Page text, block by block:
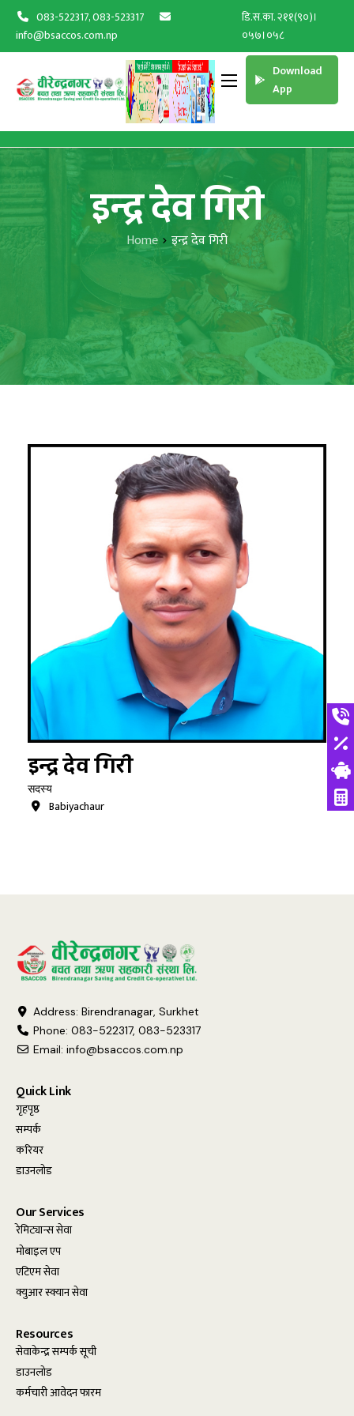
083-522317, 083-523317
info@bsaccos.com.np
डि.स.का. २११(९०)।
०५७।०५८
Download
App
इन्द्र देव गिरी
Home इन्द्र देव गिरी
इन्द्र देव गिरी
सदस्य
Babiyachaur
Address: Birendranagar, Surkhet
Phone: 083-522317, 083-523317
Email: info@bsaccos.com.np
Quick Link
गृहपृष्ठ
सम्पर्क
करियर
डाउनलोड
Our Services
रेमिट्यान्स सेवा
मोबाइल एप
एटिएम सेवा
क्युआर स्क्यान सेवा
Resources
सेवाकेन्द्र सम्पर्क सूची
डाउनलोड
कर्मचारी आवेदन फारम